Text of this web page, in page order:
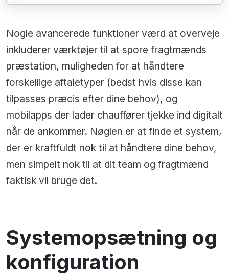
Nogle avancerede funktioner værd at overveje
inkluderer værktøjer til at spore fragtmænds
præstation, muligheden for at håndtere
forskellige aftaletyper (bedst hvis disse kan
tilpasses præcis efter dine behov), og
mobilapps der lader chauffører tjekke ind digitalt
når de ankommer. Nøglen er at finde et system,
der er kraftfuldt nok til at håndtere dine behov,
men simpelt nok til at dit team og fragtmænd
faktisk vil bruge det.
Systemopsætning og
konfiguration